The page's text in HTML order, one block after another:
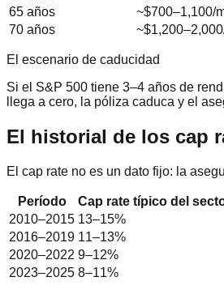
65 años
~$700–1,100/
70 años
El escenario de caducidad
Si el S&P 500 tiene 3–4 años de
llega a cero, la póliza caduca y el
El historial de los cap
El cap rate no es un dato fijo: la
Período Cap rate típico del
2010–2015 13–15%
2016–2019 11–13%
2020–2022 9–12%
2023–2025 8–11%